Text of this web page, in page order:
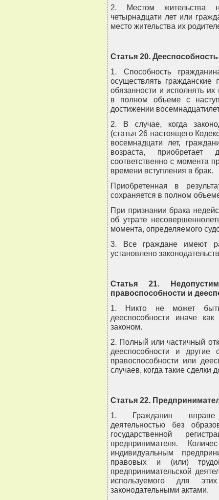
2. Местом жительства
четырнадцати лет или
место жительства их
Статья 20.
1. Способность
осуществлять гражданские
обязанности и исполнять их
в полном объеме с
достижении
2. В случае, когда
(статья 26 настоящего
восемнадцати лет,
возраста,
соответственно с момента
времени вступления в брак.
Приобретенная в
сохраняется в полном
При признании брака
об утрате
момента, определяемого
3. Все граждане имеют
установлено
Статья 21.
правоспособности и
1. Никто не может быть
дееспособности иначе
законом.
2. Полный или частичный
дееспособности и другие
правоспособности или
случаев, когда такие сделки
Статья 22.
1. Гражданин вправе
деятельностью без
государственной
предпринимателя.
индивидуальным
правовых и (или)
предпринимательской
используемого для
законодательными актами.